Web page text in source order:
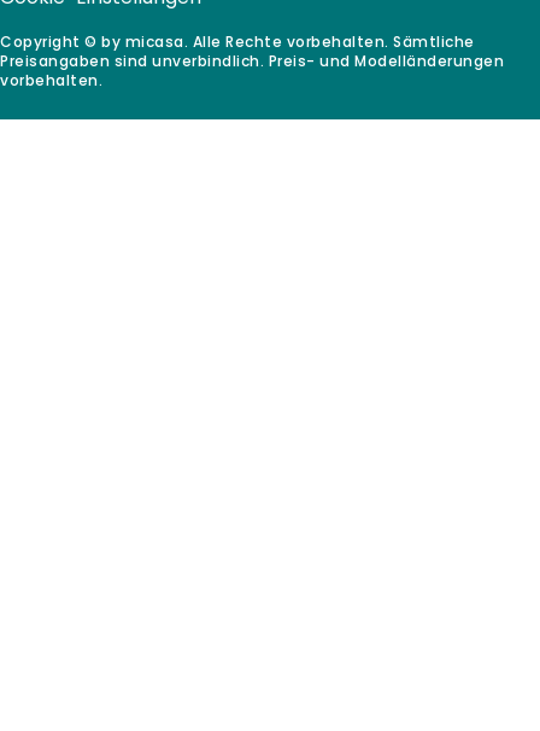
Copyright © by micasa. Alle Rechte vorbehalten. Sämtliche
Preisangaben sind unverbindlich. Preis- und Modelländerungen
vorbehalten.